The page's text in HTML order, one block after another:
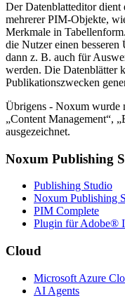
Der Datenblatteditor dient
mehrerer PIM-Objekte,
Merkmale in
die Nutzer einen
dann z. B. auch für
werden. Die Datenblätter
Publikationszwecken
Übrigens - Noxum wurde
„Content Management“,
ausgezeichnet.
Noxum Publishing
Publishing Studio
Noxum Publishing
PIM Complete
Plugin für Adobe®
Cloud
Microsoft Azure
AI Agents